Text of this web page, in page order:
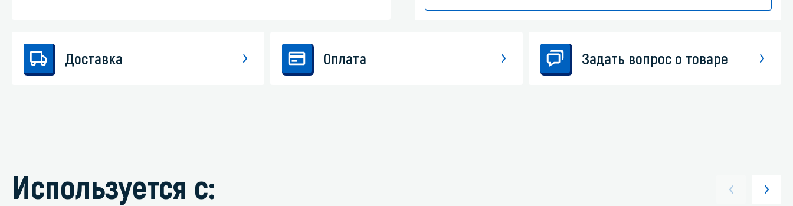
Доставка Оплата Задать вопрос о товаре
Используется с: